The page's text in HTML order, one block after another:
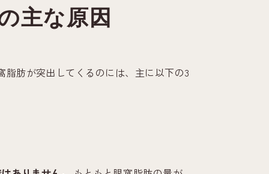
主な原因
肪が突出してくるのには、主に以下の3